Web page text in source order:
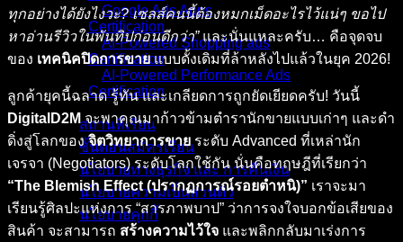
Google Ads Apps
Certification
AI-Powered Shopping ads
Certification
AI-Powered Performance Ads
Certification
สถานที่เรียน
ขั้นตอนสมัครเรียน
นโยบายทางธุรกิจ และ การคืนเงิน
นโยบายความเป็นส่วนตัว
นโยบายคุกกี้
ทุกอย่างได้ยังไงวะ? เซลส์คนนี้ต้องหมกเม็ดอะไรไว้แน่ๆ ขอไป
หาอ่านรีวิวในพันทิปก่อนดีกว่า”และนั่นแหละครับ… คือจุดจบ
ของ เทคนิคปิดการขายแบบดั้งเดิมที่ล้าหลังไปแล้วในยุค 2026!
ลูกค้ายุคนี้ฉลาด รู้ทัน และเกลียดการถูกยัดเยียดครับ! วันนี้
DigitalD2Mจะพาคุณมาก้าวข้ามตำรานักขายแบบเก่าๆ และดำ
ดิ่งสู่โลกของจิตวิทยาการขายระดับ Advanced ที่เหล่านัก
เจรจา (Negotiators) ระดับโลกใช้กัน นั่นคือทฤษฎีที่เรียกว่า
“The Blemish Effect (ปรากฏการณ์รอยตำหนิ)” เราจะมา
เรียนรู้ศิลปะแห่งการ “สารภาพบาป” ว่าการจงใจบอกข้อเสียของ
สินค้า จะสามารถ สร้างความไว้ใจ และพลิกกลับมาเร่งการ